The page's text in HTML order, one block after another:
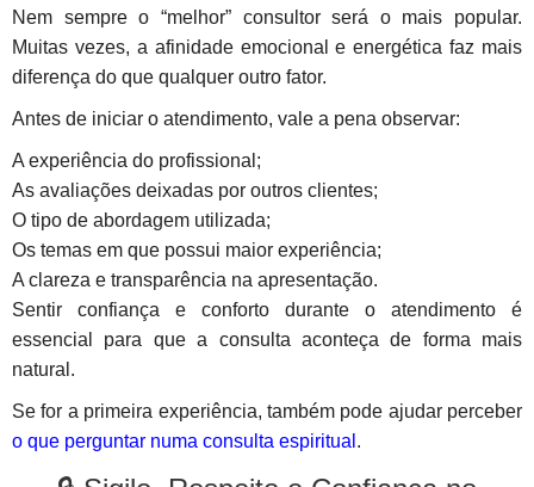
Nem sempre o “melhor” consultor será o mais popular.
Muitas vezes, a afinidade emocional e energética faz mais
diferença do que qualquer outro fator.
Antes de iniciar o atendimento, vale a pena observar:
A experiência do profissional;
As avaliações deixadas por outros clientes;
O tipo de abordagem utilizada;
Os temas em que possui maior experiência;
A clareza e transparência na apresentação.
Sentir confiança e conforto durante o atendimento é
essencial para que a consulta aconteça de forma mais
natural.
Se for a primeira experiência, também pode ajudar perceber
o que perguntar numa consulta espiritual .